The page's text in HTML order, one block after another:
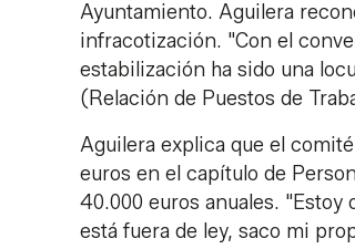
Ayuntamiento. Aguilera
infracotización. "Con el
estabilización ha sido una
(Relación de Puestos de
Aguilera explica que el
euros en el capítulo de
40.000 euros anuales. "Estoy
está fuera de ley, saco mi